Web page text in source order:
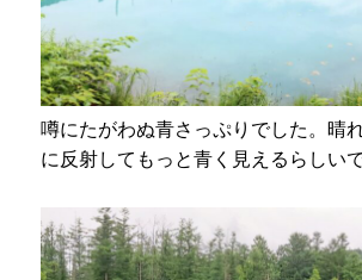
噂にたがわぬ青さっぷりでした。晴
に反射してもっと青く見えるらしいで